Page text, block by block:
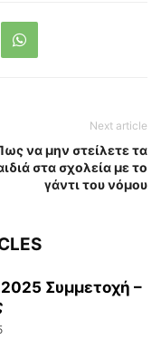
Next article
να μην στείλετε τα
στα σχολεία με το
γάντι του νόμου
Συμμετοχή –